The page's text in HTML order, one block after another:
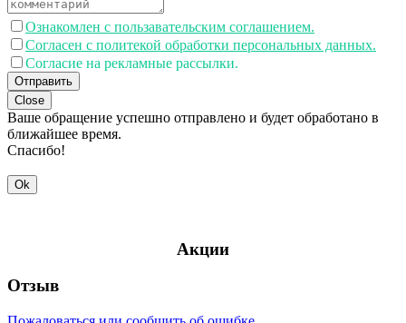
Ознакомлен с пользавательским соглашением.
Согласен с политекой обработки персональных данных.
Согласие на рекламные рассылки.
Отправить
Close
Ваше обращение успешно отправлено и будет обработано в
ближайшее время.
Спасибо!
Ok
Акции
Отзыв